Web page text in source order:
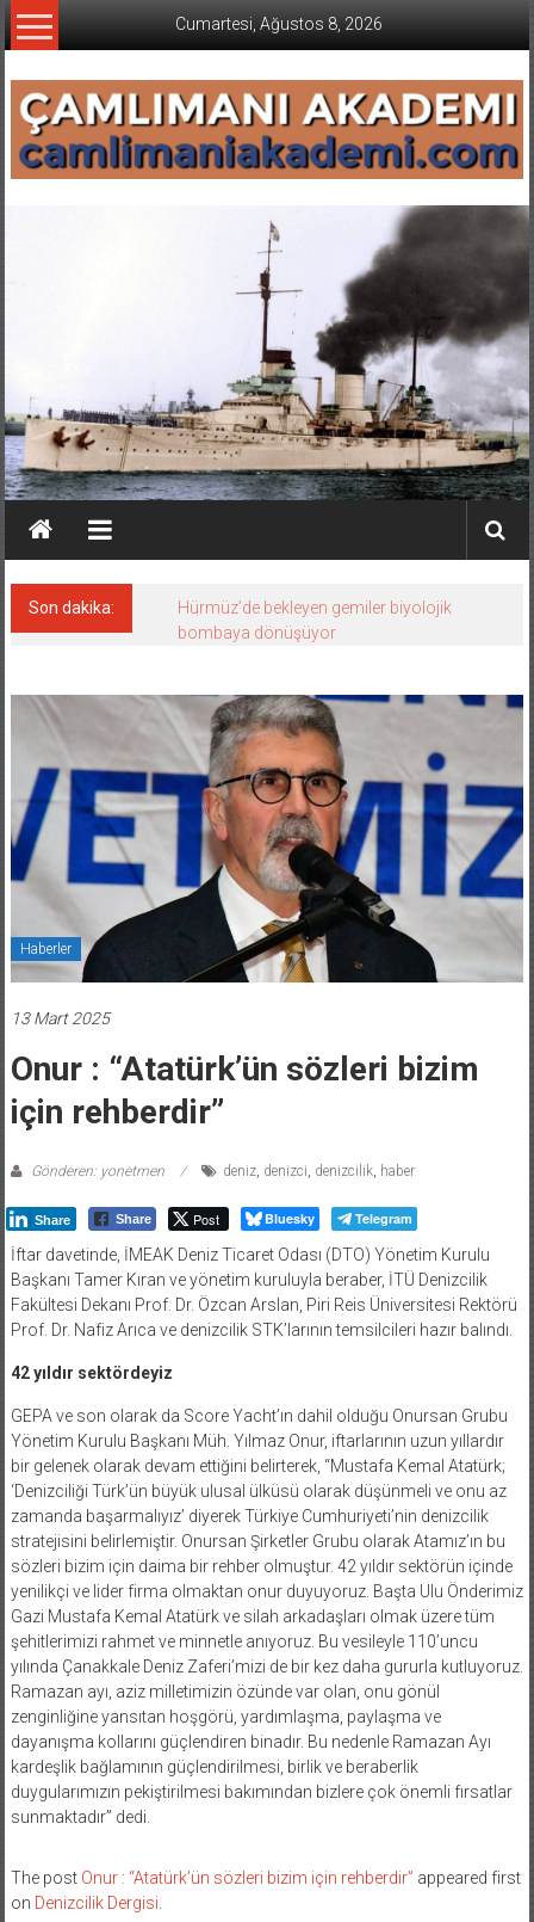
İçeriğe
geç
Cumartesi, Ağustos 8, 2026
Son dakika:
Hürmüz’de bekleyen gemiler biyolojik
bombaya dönüşüyor
Haberler
13 Mart 2025
Onur : “Atatürk’ün sözleri bizim
için rehberdir”
Gönderen: yonetmen deniz, denizci denizcilik, haber
Share Share Post Bluesky Telegram
İftar davetinde, İMEAK Deniz Ticaret Odası (DTO) Yönetim Kurulu
Başkanı Tamer Kıran ve yönetim kuruluyla beraber, İTÜ Denizcilik
Fakültesi Dekanı Prof. Dr. Özcan Arslan, Piri Reis Üniversitesi Rektörü
Prof. Dr. Nafiz Arıca ve denizcilik STK’larının temsilcileri hazır balındı.
42 yıldır sektördeyiz
GEPA ve son olarak da Score Yacht’ın dahil olduğu Onursan Grubu
Yönetim Kurulu Başkanı Müh. Yılmaz Onur, iftarlarının uzun yıllardır
bir gelenek olarak devam ettiğini belirterek, “Mustafa Kemal Atatürk;
‘Denizciliği Türk’ün büyük ulusal ülküsü olarak düşünmeli ve onu az
zamanda başarmalıyız’ diyerek Türkiye Cumhuriyeti’nin denizcilik
stratejisini belirlemiştir. Onursan Şirketler Grubu olarak Atamız’ın bu
sözleri bizim için daima bir rehber olmuştur. 42 yıldır sektörün içinde
yenilikçi ve lider firma olmaktan onur duyuyoruz. Başta Ulu Önderimiz
Gazi Mustafa Kemal Atatürk ve silah arkadaşları olmak üzere tüm
şehitlerimizi rahmet ve minnetle anıyoruz. Bu vesileyle 110’uncu
yılında Çanakkale Deniz Zaferi’mizi de bir kez daha gururla kutluyoruz.
Ramazan ayı, aziz milletimizin özünde var olan, onu gönül
zenginliğine yansıtan hoşgörü, yardımlaşma, paylaşma ve
dayanışma kollarını güçlendiren binadır. Bu nedenle Ramazan Ayı
kardeşlik bağlamının güçlendirilmesi, birlik ve beraberlik
duygularımızın pekiştirilmesi bakımından bizlere çok önemli fırsatlar
sunmaktadır” dedi.
The post Onur : “Atatürk’ün sözleri bizim için rehberdir” appeared first
on Denizcilik Dergisi